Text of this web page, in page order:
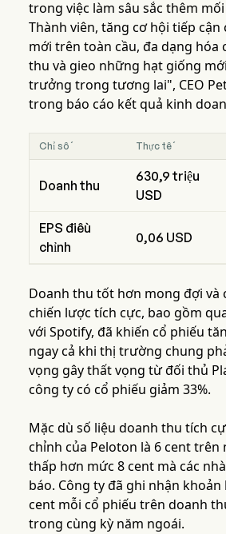
trong việc làm sâu sắc thêm
Thành viên, tăng cơ hội tiếp cận
mới trên toàn cầu, đa dạng hóa
thu và gieo những hạt giống
trưởng trong tương lai", CEO
trong báo cáo kết quả kinh
Chỉ số Thực tế
Doanh thu
630,9 triệu
USD
EPS điều
chỉnh
0,06 USD
Doanh thu tốt hơn mong đợi và
chiến lược tích cực, bao gồm
với Spotify, đã khiến cổ phiếu
ngay cả khi thị trường chung
vọng gây thất vọng từ đối thủ
công ty có cổ phiếu giảm 33%.
Mặc dù số liệu doanh thu tích
chỉnh của Peloton là 6 cent trên
thấp hơn mức 8 cent mà các
báo. Công ty đã ghi nhận khoản
cent mỗi cổ phiếu trên doanh
trong cùng kỳ năm ngoái.